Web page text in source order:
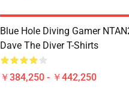
Blue Hole Diving Gamer
Dave The Diver T-Shirts
￥384,250 - ￥442,250